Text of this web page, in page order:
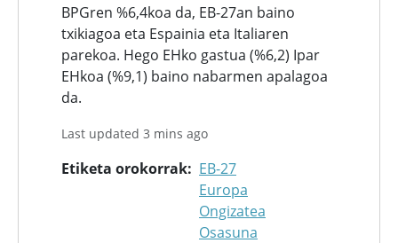
BPGren %6,4koa da, EB-27an baino
txikiagoa eta Espainia eta Italiaren
parekoa. Hego EHko gastua (%6,2) Ipar
EHkoa (%9,1) baino nabarmen apalagoa
da.
Last updated 3 mins ago
Etiketa orokorrak
EB-27
Europa
Ongizatea
Osasuna